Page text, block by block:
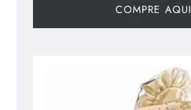
COMPRE AQUI